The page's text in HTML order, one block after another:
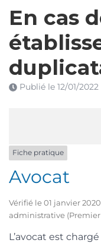
En cas
Publié le 12/01/2022
Fiche pratique
Avocat
Vérifié le 01 janvier
administrative
L’avocat est